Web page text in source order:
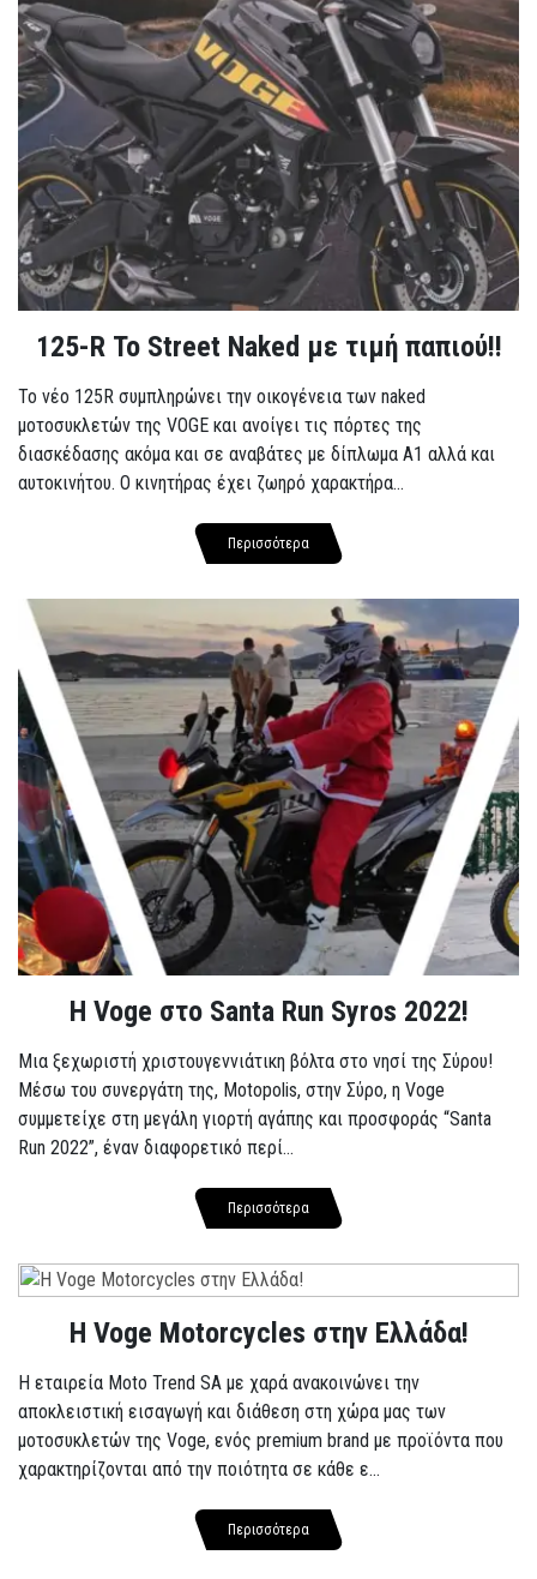
125-R Το Street Naked με τιμή παπιού!!
Το νέο 125R συμπληρώνει την οικογένεια των naked
μοτοσυκλετών της VOGE και ανοίγει τις πόρτες της
διασκέδασης ακόμα και σε αναβάτες με δίπλωμα A1 αλλά και
αυτοκινήτου. Ο κινητήρας έχει ζωηρό χαρακτήρα...
Περισσότερα
Η Voge στο Santa Run Syros 2022!
Μια ξεχωριστή χριστουγεννιάτικη βόλτα στο νησί της Σύρου!
Μέσω του συνεργάτη της, Motopolis, στην Σύρο, η Voge
συμμετείχε στη μεγάλη γιορτή αγάπης και προσφοράς “Santa
Run 2022”, έναν διαφορετικό περί...
Περισσότερα
H Voge Motorcycles στην Ελλάδα!
Η εταιρεία Moto Trend SA με χαρά ανακοινώνει την
αποκλειστική εισαγωγή και διάθεση στη χώρα μας των
μοτοσυκλετών της Voge, ενός premium brand με προϊόντα που
χαρακτηρίζονται από την ποιότητα σε κάθε ε...
Περισσότερα